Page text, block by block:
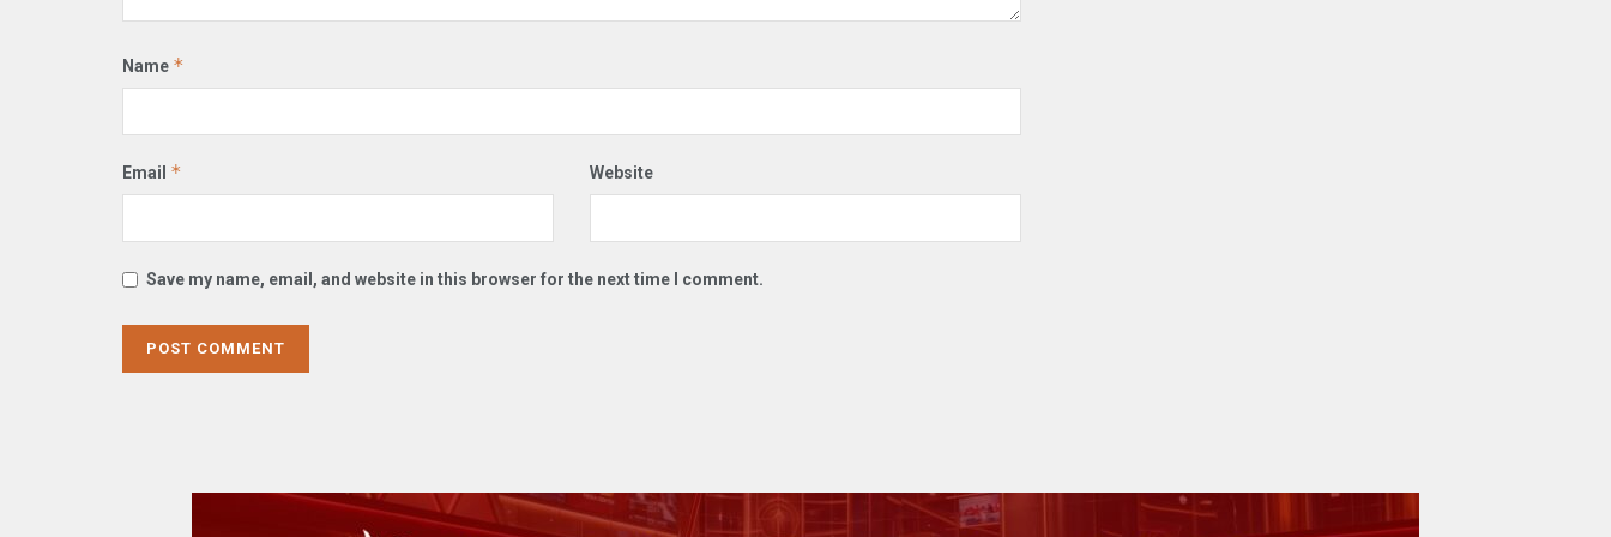
Name *
Email * Website
Save my name, email, and website in this browser for the next time I comment.